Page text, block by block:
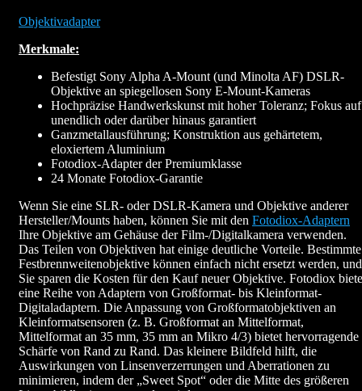
Objektivadapter
Merkmale:
Befestigt Sony Alpha A-Mount (und Minolta AF) DSLR-
Objektive an spiegellosen Sony E-Mount-Kameras
Hochpräzise Handwerkskunst mit hoher Toleranz; Fokus auf
unendlich oder darüber hinaus garantiert
Ganzmetallausführung; Konstruktion aus gehärtetem,
eloxiertem Aluminium
Fotodiox-Adapter der Premiumklasse
24 Monate Fotodiox-Garantie
Wenn Sie eine SLR- oder DSLR-Kamera und Objektive anderer
Hersteller/Mounts haben, können Sie mit den Fotodiox-Adaptern
Ihre Objektive am Gehäuse der Film-/Digitalkamera verwenden.
Das Teilen von Objektiven hat einige deutliche Vorteile. Bestimmte
Festbrennweitenobjektive können einfach nicht ersetzt werden, und
Sie sparen die Kosten für den Kauf neuer Objektive. Fotodiox
eine Reihe von Adaptern von Großformat- bis Kleinformat-
Digitaladaptern. Die Anpassung von Großformatobjektiven an
Kleinformatsensoren (z. B. Großformat an Mittelformat,
Mittelformat an 35 mm, 35 mm an Mikro 4/3) bietet hervorragende
Schärfe von Rand zu Rand. Das kleinere Bildfeld hilft, die
Auswirkungen von Linsenverzerrungen und Aberrationen zu
minimieren, indem der „Sweet Spot“ oder die Mitte des größeren